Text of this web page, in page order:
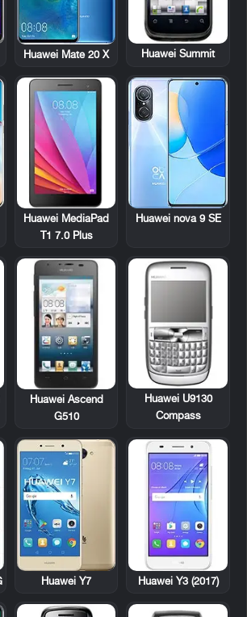
Huawei Summit
Huawei Mate 20 X
Huawei nova 9 SE
Huawei MediaPad
T1 7.0 Plus
Huawei U9130
Compass
Huawei Ascend
G510
Huawei Y3 (2017)
Huawei Y7